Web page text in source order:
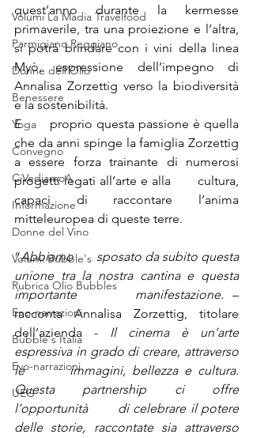
Volumi La Madia Travelfood
Parmigiano Reggiano
Donne dell'Olio
Benessere
Yoga
Convegno
CiVediamoA
Informazione
Donne del Vino
Volumi Bubble's
Rubrica Olio Bubbles
Eno-narrazioni
Bubble's Italia
Evo-narrazioni
UEG
quest’anno durante la kermesse
primaverile, tra una proiezione e l’altra,
si potrà brindare con i vini della linea
Myò, espressione dell’impegno di
Annalisa Zorzettig verso la biodiversità
e la sostenibilità.
E       proprio questa passione è quella
che da anni spinge la famiglia Zorzettig
a essere forza trainante di numerosi
progetti legati all’arte e alla       cultura,
capaci di raccontare l’anima
mitteleuropea di queste terre.
“Abbiamo       sposato da subito questa
unione tra la nostra cantina e questa
importante       manifestazione. –
racconta Annalisa Zorzettig, titolare
dell’azienda - Il cinema è un’arte
espressiva in grado di creare, attraverso
le       immagini, bellezza e cultura.
Questa partnership ci offre
l’opportunità       di celebrare il potere
delle storie, raccontate sia attraverso